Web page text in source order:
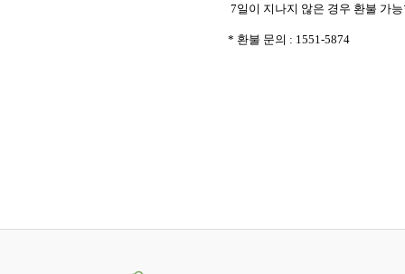
7일이 지나지 않은 경우 환불 가
* 환불 문의 : 1551-5874